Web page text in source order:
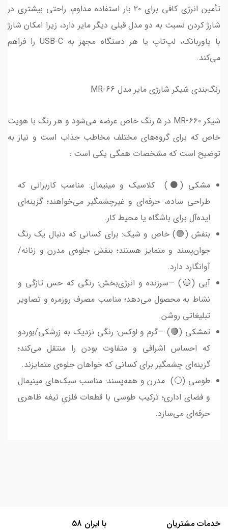
تأمین انرژی کافی برای ۲۰ بار استفاده مداوم، راحتی بیشتری در
شارژ کردن نسبت به دو مدل قبلی دیگر مایر دارد، زیرا امکان شارژ
با پاوربانک، لپ‌تاپ یا هر دستگاه مجهز به USB-C را فراهم
می‌کند.
رنگ‌بندی شیکر شارژی مایر مدل MR-66
شیکر MR-660 در ۵ رنگ خاص عرضه می‌شود و هر رنگ با هویت
خاص که برای گروه‌های مختلف مخاطب جذاب است و نیاز به
توضیح است که مشخصات همگی یکی است :
مشکی (⚫️) کلاسیک و مینیمال: مناسب کاربرانی که
طراحی ساده، حرفه‌ای و غیرچشمگیر می‌خواهند؛ گزینه‌ای
ایده‌آل برای باشگاه یا محیط کار.
بنفش (🟣) خاص و شیک: برای کسانی که دنبال یک رنگ
جوان‌پسند و متمایز هستند؛ بنفش جلوه‌ی مدرن و زنانه/
آوانگارد دارد.
آبی (🔵) —سرزنده و انرژی‌بخش: رنگی که حس تازگی و
نشاط به محصول می‌دهد؛ مناسب مصرف روزمره و تصاویر
تبلیغاتی روشن.
تمشکی (🔴) —گرم و لوکس: رنگی نزدیک به زرشکی/بوردو
که احساس اشرافی و متفاوت بودن را منتقل می‌کند؛
گزینه‌ای چشمگیر برای کسانی که خواهان جلوه‌ی متمایزند.
طوسی (⚪️) مدرن و همه‌پسند: مناسب سبک‌های مینیمال
و فضای اداری؛ ترکیب طوسی با قطعات فلزیِ تیغه ظاهری
حرفه‌ای می‌سازد.
خدمات مشتریان با ایران 58